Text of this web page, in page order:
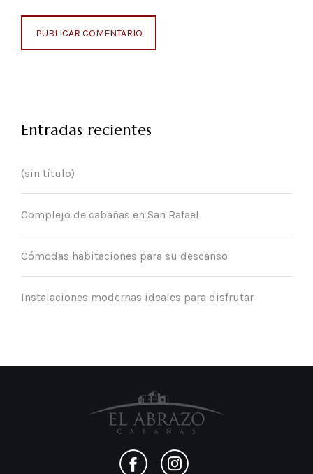
Entradas recientes
(sin título)
Complejo de cabañas en San Rafael
Cómodas habitaciones para su descanso
Instalaciones modernas ideales para disfrutar